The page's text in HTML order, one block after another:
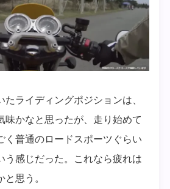
たライディングポジションは、
味かなと思ったが、走り始めて
く普通のロードスポーツぐらい
う感じだった。これなら疲れは
思う。